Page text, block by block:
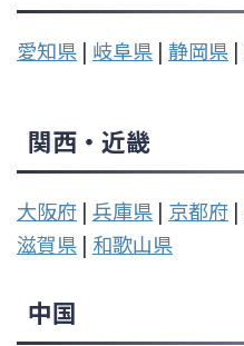
愛知県 | 岐阜県 | 静岡県 |
関西・近畿
大阪府 | 兵庫県 | 京都府 |
滋賀県 | 和歌山県
中国